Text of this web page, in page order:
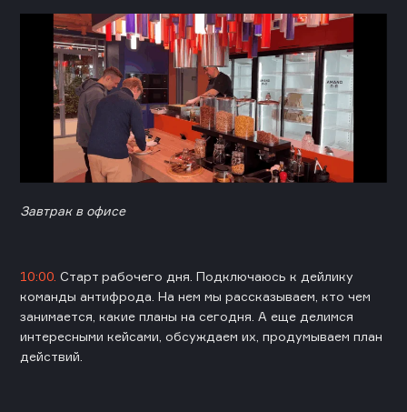
Завтрак в офисе
10:00. Старт рабочего дня. Подключаюсь к дейлику
команды антифрода. На нем мы рассказываем, кто чем
занимается, какие планы на сегодня. А еще делимся
интересными кейсами, обсуждаем их, продумываем план
действий.